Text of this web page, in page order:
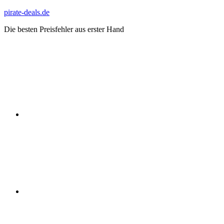
Zum
springen
pirate-deals.de
Die besten Preisfehler aus erster Hand